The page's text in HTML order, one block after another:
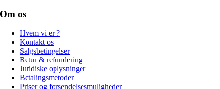
Om os
Hvem vi er ?
Kontakt os
Salgsbetingelser
Retur & refundering
Juridiske oplysninger
Betalingsmetoder
Priser og forsendelsesmuligheder